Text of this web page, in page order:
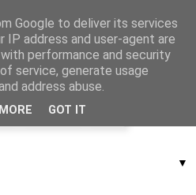
▼
Google to deliver its services
IP address and user-agent are
performance and security
service, generate usage
address abuse.
GOT IT